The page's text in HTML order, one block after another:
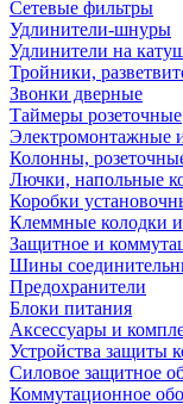
Сетевые фильтры
Удлинители-шнуры
Удлинители на
Тройники,
Звонки дверные
Таймеры розеточные
Электромонтажные
Колонны,
Лючки, напольные
Коробки
Клеммные колодки
Защитное и
Шины
Предохранители
Блоки питания
Аксессуары и
Устройства защиты
Силовое защитное
Коммутационное